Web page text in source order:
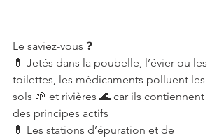
Le saviez-vous ❓
💊 Jetés dans la poubelle, l’évier ou les
toilettes, les médicaments polluent les
sols 🌱 et rivières 🌊 car ils contiennent
des principes actifs
💊 Les stations d’épuration et de